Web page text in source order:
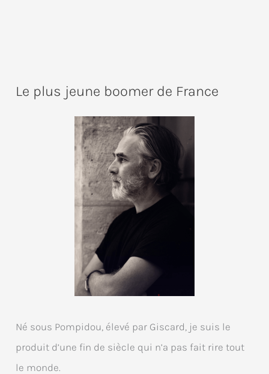
Le plus jeune boomer de France
Né sous Pompidou, élevé par Giscard, je suis le
produit d’une fin de siècle qui n’a pas fait rire tout
le monde.